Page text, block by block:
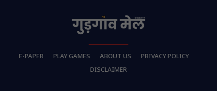
E-PAPER PLAY GAMES ABOUT US
PRIVACY POLICY
DISCLAIMER